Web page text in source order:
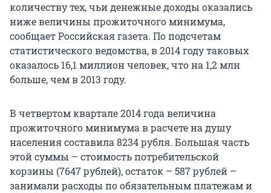
количеству тех, чьи денежные доходы оказались
ниже величины прожиточного минимума,
сообщает Российская газета. По подсчетам
статистического ведомства, в 2014 году таковых
оказалось 16,1 миллион человек, что на 1,2 млн
больше, чем в 2013 году.
В четвертом квартале 2014 года величина
прожиточного минимума в расчете на душу
населения составила 8234 рубля. Большая часть
этой суммы – стоимость потребительской
корзины (7647 рублей), остаток – 587 рублей –
занимали расходы по обязательным платежам и